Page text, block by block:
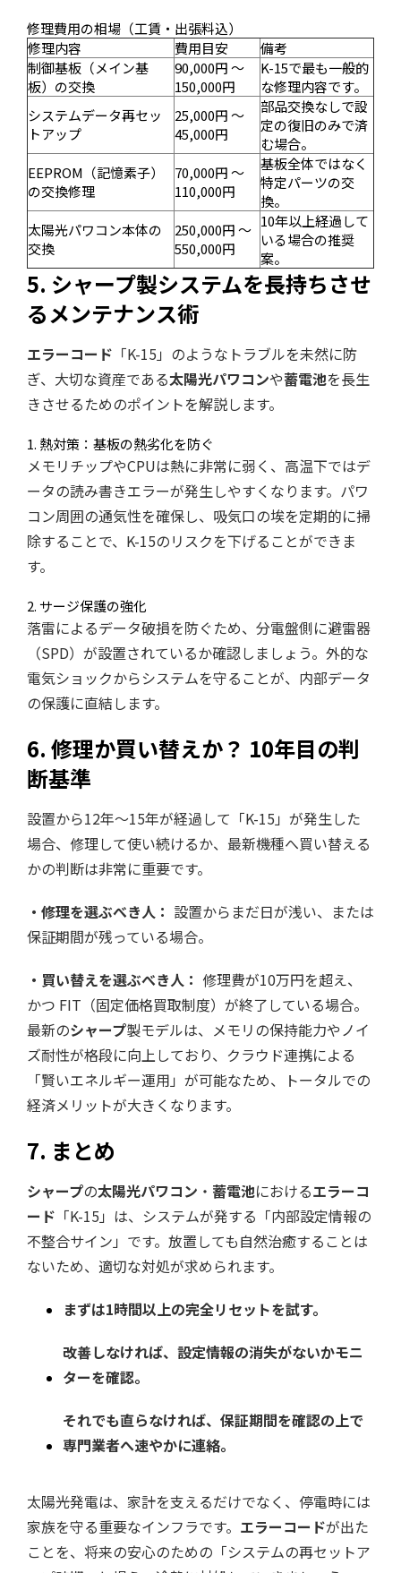
修理費用の相場（工賃・出張料込）
修理内容
費用目安
備考
制御基板（メイン基
板）の交換
90,000円 〜
150,000円
K-15で最も一般的
な修理内容です。
システムデータ再セッ
トアップ
25,000円 〜
45,000円
部品交換なしで設
定の復旧のみで済
む場合。
EEPROM（記憶素子）
の交換修理
70,000円 〜
110,000円
基板全体ではなく
特定パーツの交
換。
太陽光パワコン本体の
交換
250,000円 〜
550,000円
10年以上経過して
いる場合の推奨
案。
5. シャープ製システムを長持ちさせ
るメンテナンス術
エラーコード 「K-15」のようなトラブルを未然に防
ぎ、大切な資産である太陽光パワコンや蓄電池を長生
きさせるためのポイントを解説します。
1. 熱対策：基板の熱劣化を防ぐ
メモリチップやCPUは熱に非常に弱く、高温下ではデ
ータの読み書きエラーが発生しやすくなります。パワ
コン周囲の通気性を確保し、吸気口の埃を定期的に掃
除することで、K-15のリスクを下げることができま
す。
2. サージ保護の強化
落雷によるデータ破損を防ぐため、分電盤側に避雷器
（SPD）が設置されているか確認しましょう。外的な
電気ショックからシステムを守ることが、内部データ
の保護に直結します。
6. 修理か買い替えか？ 10年目の判
断基準
設置から12年〜15年が経過して「K-15」が発生した
場合、修理して使い続けるか、最新機種へ買い替える
かの判断は非常に重要です。
・修理を選ぶべき人： 設置からまだ日が浅い、または
保証期間が残っている場合。
・買い替えを選ぶべき人： 修理費が10万円を超え、
かつ FIT（固定価格買取制度）が終了している場合。
最新のシャープ製モデルは、メモリの保持能力やノイ
ズ耐性が格段に向上しており、クラウド連携による
「賢いエネルギー運用」が可能なため、トータルでの
経済メリットが大きくなります。
7. まとめ
シャープの太陽光パワコン ・ 蓄電池におけるエラーコ
ード 「K-15」は、システムが発する「内部設定情報の
不整合サイン」です。放置しても自然治癒することは
ないため、適切な対処が求められます。
まずは1時間以上の完全リセットを試す。
改善しなければ、設定情報の消失がないかモニ
ターを確認。
それでも直らなければ、保証期間を確認の上で
専門業者へ速やかに連絡。
太陽光発電は、家計を支えるだけでなく、停電時には
家族を守る重要なインフラです。 エラーコードが出た
ことを、将来の安心のための「システムの再セットア